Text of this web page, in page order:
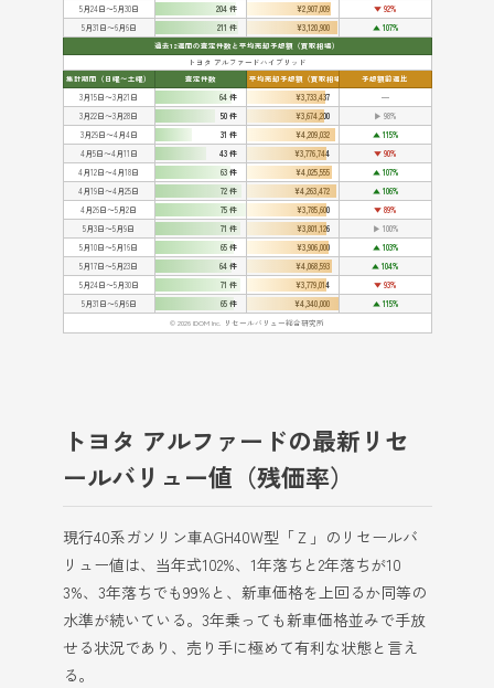
5月24日〜5月30日
204 件 ¥2,907,009
▼ 92%
5月31日〜6月6日
211 件 ¥3,120,900
▲ 107%
過去12週間の査定件数と平均売却予想額（買取相場）
トヨタ アルファードハイブリッド
集計期間（日曜〜土曜）
査定件数 平均売却予想額（買取相場）
予想額前週比
3月15日〜3月21日
64 件 ¥3,733,437
━
3月22日〜3月28日
50 件 ¥3,674,200
▶ 98%
3月29日〜4月4日
31 件 ¥4,209,032
▲ 115%
4月5日〜4月11日
43 件 ¥3,776,744
▼ 90%
4月12日〜4月18日
63 件 ¥4,025,555
▲ 107%
4月19日〜4月25日
72 件 ¥4,263,472
▲ 106%
4月26日〜5月2日
75 件 ¥3,785,600
▼ 89%
5月3日〜5月9日
71 件 ¥3,801,126
▶ 100%
5月10日〜5月16日
65 件 ¥3,906,000
▲ 103%
5月17日〜5月23日
64 件 ¥4,068,593
▲ 104%
5月24日〜5月30日
71 件 ¥3,779,014
▼ 93%
5月31日〜6月6日
65 件 ¥4,340,000
▲ 115%
© 2026 IDOM Inc. リセールバリュー総合研究所
トヨタ アルファードの最新リセ
ールバリュー値（残価率）
現行40系ガソリン車AGH40W型「Ｚ」のリセールバ
リュー値は、当年式102%、1年落ちと2年落ちが10
3%、3年落ちでも99%と、新車価格を上回るか同等の
水準が続いている。3年乗っても新車価格並みで手放
せる状況であり、売り手に極めて有利な状態と言え
る。